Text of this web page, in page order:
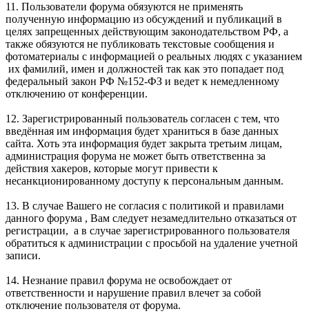
11. Пользователи форума обязуются не применять
полученную информацию из обсуждений и публикаций в
целях запрещенных действующим законодательством РФ, а
также обязуются не публиковать текстовые сообщения и
фотоматериалы с информацией о реальных людях с указанием
их фамилий, имен и должностей так как это попадает под
федеральный закон РФ №152-ФЗ и ведет к немедленному
отключению от конференции.
12. Зарегистрированный пользователь согласен с тем, что
введённая им информация будет храниться в базе данных
сайта. Хоть эта информация будет закрыта третьим лицам,
администрация форума не может быть ответственна за
действия хакеров, которые могут привести к
несанкционированному доступу к персональным данным.
13. В случае Вашего не согласия с политикой и правилами
данного форума , Вам следует незамедлительно отказаться от
регистрации, а в случае зарегистрированного пользователя
обратиться к администрации с просьбой на удаление учетной
записи.
14. Незнание правил форума не освобождает от
ответственности и нарушение правил влечет за собой
отключение пользователя от форума.